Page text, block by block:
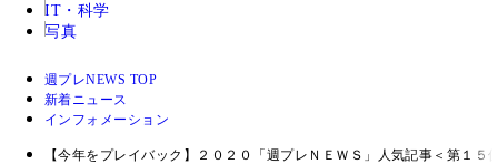
IT・科学
写真
週プレNEWS TOP
新着ニュース
インフォメーション
【今年をプレイバック】２０２０「週プレＮＥＷＳ」人気記事＜第１５